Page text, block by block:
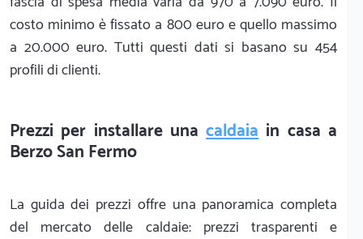
costo minimo è fissato a 800 euro e quello massimo
a 20.000 euro. Tutti questi dati si basano su 454
profili di clienti.
Prezzi per installare unacaldaiain casa a
Berzo San Fermo
La guida dei prezzi offre una panoramica completa
del mercato delle caldaie: prezzi trasparenti e